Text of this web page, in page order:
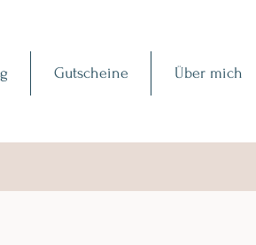
Gutscheine Über mich